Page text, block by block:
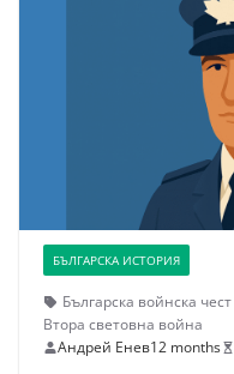
БЪЛГАРСКА ИСТОРИЯ
Българска войнска
Втора световна война
Андрей Енев12 months